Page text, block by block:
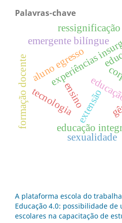
Palavras-chave
ensinoextensão
experiências
educação
aluno egresso
emergente bilíngue
sexualidade
tecnologia
ressignificação
formação docente
A plataforma escola do
Educação 4.0: possibilidade de
escolares na capacitação de